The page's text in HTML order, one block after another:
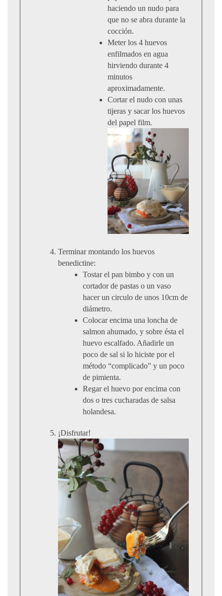
haciendo un nudo para
que no se abra durante la
cocción.
Meter los 4 huevos
enfilmados en agua
hirviendo durante 4
minutos
aproximadamente.
Cortar el nudo con unas
tijeras y sacar los huevos
del papel film.
Terminar montando los huevos
benedictine:
Tostar el pan bimbo y con un
cortador de pastas o un vaso
hacer un circulo de unos 10cm de
diámetro.
Colocar encima una loncha de
salmon ahumado, y sobre ésta el
huevo escalfado. Añadirle un
poco de sal si lo hiciste por el
método “complicado” y un poco
de pimienta.
Regar el huevo por encima con
dos o tres cucharadas de salsa
holandesa.
¡Disfrutar!